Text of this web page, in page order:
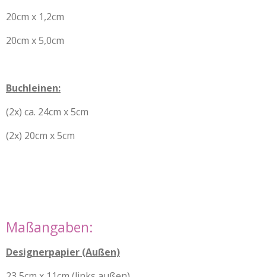
20cm x 1,2cm
20cm x 5,0cm
Buchleinen:
(2x) ca. 24cm x 5cm
(2x) 20cm x 5cm
Maßangaben:
Designerpapier (Außen)